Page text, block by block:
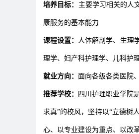
培养目标： 主要学习相关的人
康服务的基本能力
课程设置： 人体解剖学、生理
理学、妇产科护理学、儿科护
就业方向： 面向各级各类医院
推荐学校： 四川护理职业学院
求真”的校风，坚持以“立德树
心、以专业建设为重点、以改